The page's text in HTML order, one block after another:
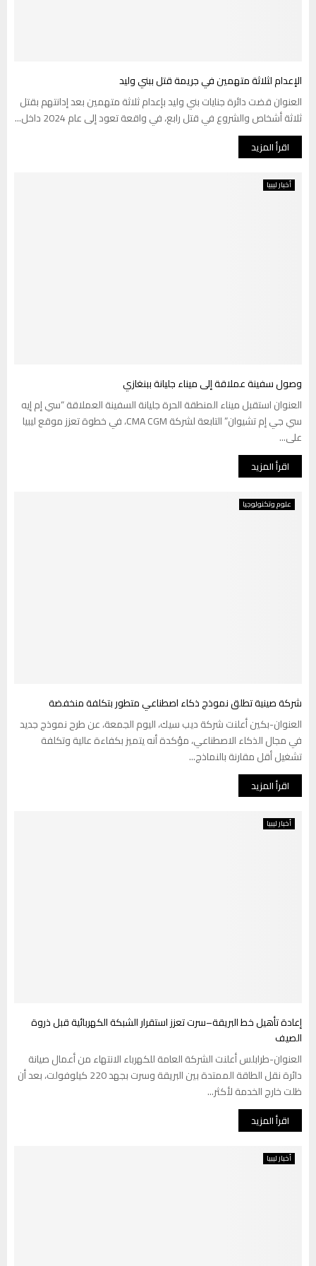
الإعدام لثلاثة متهمين في جريمة قتل ببني وليد
العنوان قضت دائرة جنايات بني وليد بإعدام ثلاثة متهمين بعد إدانتهم بقتل
ثلاثة أشخاص والشروع في قتل رابع، في واقعة تعود إلى عام 2024 داخل...
اقرأ المزيد
أخبار ليبيا
وصول سفينة عملاقة إلى ميناء جليانة ببنغازي
العنوان استقبل ميناء المنطقة الحرة جليانة السفينة العملاقة “سي إم إيه
سي جي إم تشيوان” التابعة لشركة CMA CGM، في خطوة تعزز موقع ليبيا
على...
اقرأ المزيد
علوم وتكنولوجيا
شركة صينية تطلق نموذج ذكاء اصطناعي متطور بتكلفة منخفضة
العنوان-بكين أعلنت شركة ديب سيك، اليوم الجمعة، عن طرح نموذج جديد
في مجال الذكاء الاصطناعي، مؤكدة أنه يتميز بكفاءة عالية وتكلفة
تشغيل أقل مقارنة بالنماذج...
اقرأ المزيد
أخبار ليبيا
إعادة تأهيل خط البريقة–سرت تعزز استقرار الشبكة الكهربائية قبل ذروة
الصيف
العنوان-طرابلس أعلنت الشركة العامة للكهرباء الانتهاء من أعمال صيانة
دائرة نقل الطاقة الممتدة بين البريقة وسرت بجهد 220 كيلوفولت، بعد أن
ظلت خارج الخدمة لأكثر...
اقرأ المزيد
أخبار ليبيا